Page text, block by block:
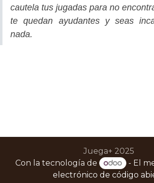
cautela tus jugadas para no
te quedan ayudantes y seas
nada.
Juega+ 2025
Con la tecnología de
- El
electrónico de código